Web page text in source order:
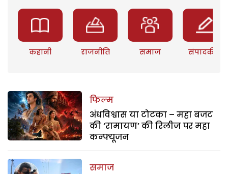
कहानी राजनीति समाज संपादकीय
फिल्म
अंधविश्वास या टोटका – महा बजट
की ‘रामायण’ की रिलीज पर महा
कन्फ्यूजन
समाज